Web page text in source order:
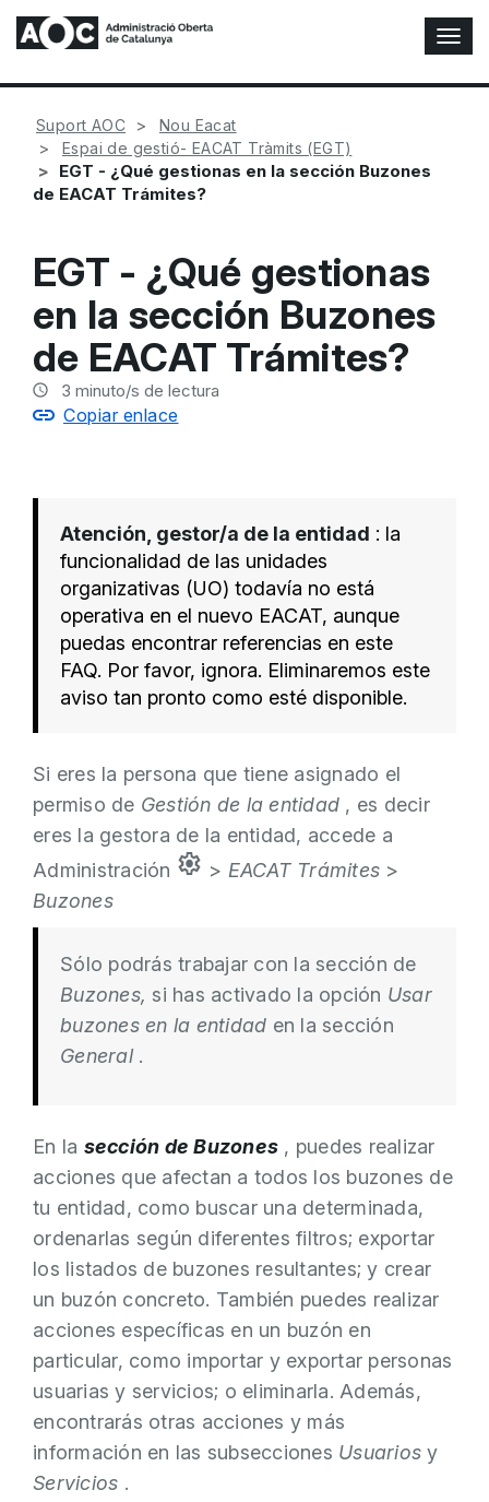
A
l
t
Suport AOC
Nou Eacat
Espai de gestió- EACAT Tràmits (EGT)
EGT - ¿Qué gestionas en la sección Buzones
de EACAT Trámites?
EGT - ¿Qué gestionas
en la sección Buzones
de EACAT Trámites?
3 minuto/s de lectura
Copiar enlace
Atención, gestor/a de la entidad : la
funcionalidad de las unidades
organizativas (UO) todavía no está
operativa en el nuevo EACAT, aunque
puedas encontrar referencias en este
FAQ. Por favor, ignora. Eliminaremos este
aviso tan pronto como esté disponible.
Si eres la persona que tiene asignado el
permiso de Gestión de la entidad , es decir
eres la gestora de la entidad, accede a
Administración settings > EACAT Trámites >
Buzones
Sólo podrás trabajar con la sección de
Buzones, si has activado la opción Usar
buzones en la entidad en la sección
General.
En la sección de Buzones , puedes realizar
acciones que afectan a todos los buzones de
tu entidad, como buscar una determinada,
ordenarlas según diferentes filtros; exportar
los listados de buzones resultantes; y crear
un buzón concreto. También puedes realizar
acciones específicas en un buzón en
particular, como importar y exportar personas
usuarias y servicios; o eliminarla. Además,
encontrarás otras acciones y más
información en las subsecciones Usuarios y
Servicios .